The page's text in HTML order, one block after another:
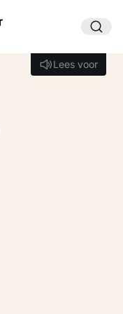
Lees voor
Lees voor